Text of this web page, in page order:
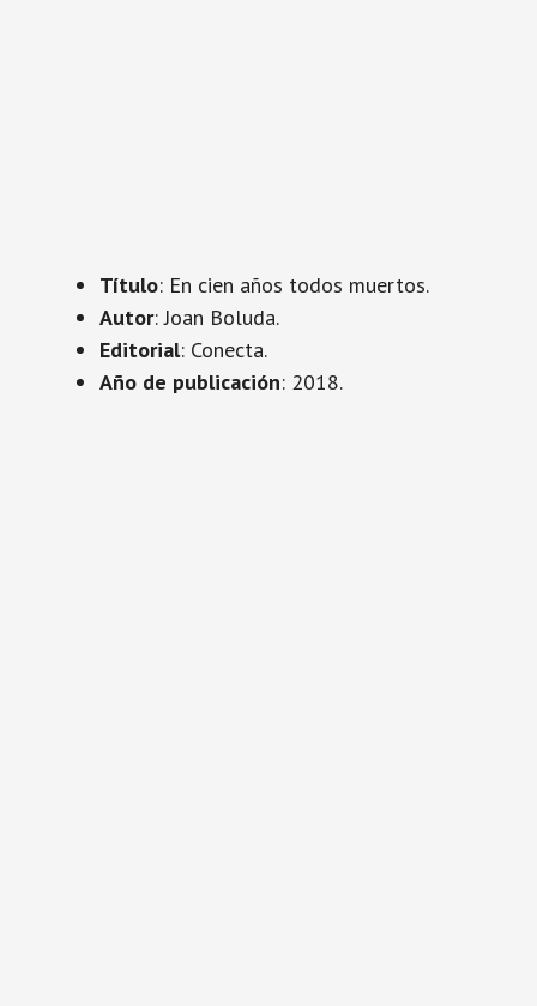
Título: En cien años todos muertos.
Autor: Joan Boluda.
Editorial: Conecta.
Año de publicación: 2018.